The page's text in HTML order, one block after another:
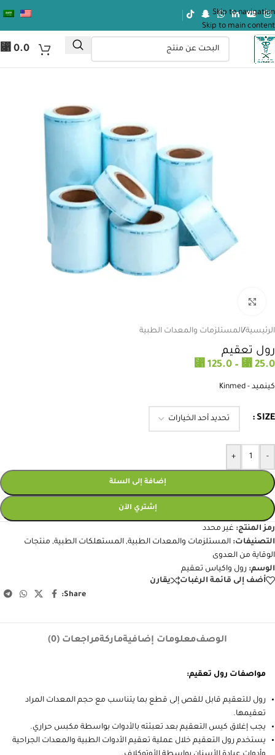
Skip to navigation
Skip to main content
⃁ 0.0
الرئيسية/المستلزمات والمعدات الطبية
رول تعقيم
⃁ 25.0
–
⃁ 125.0
كينميد - Kinmed
SIZE
-
+
إضافة إلى السلة
إشتري الآن
رمز المنتج: غير محدد
التصنيفات: المستلزمات والمعدات الطبية, المستهلكات الطبية, منتجات
الوقاية من العدوى
الوسم: رول واكياس تعقيم
أضف إلى قائمة الرغبات
يقارن
Share:
الوصفمعلومات إضافيةماركةمراجعات (0)
مواصفات رول تعقيم:
رول للتعقيم قابل للقص إلى قطع بما يتناسب مع حجم المعدات المراد
تعقيمها.
يجب إغلاق كيس التعقيم بعد تعبئته بالأدوات بواسطة مكبس حراري.
يستخدم رول التعقيم خلال عملية تعقيم الأدوات الطبية والمعدات الجراحية